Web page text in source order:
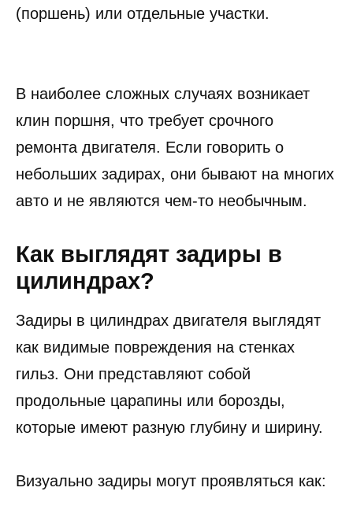
(поршень) или отдельные участки.
В наиболее сложных случаях возникает
клин поршня, что требует срочного
ремонта двигателя. Если говорить о
небольших задирах, они бывают на многих
авто и не являются чем-то необычным.
Как выглядят задиры в
цилиндрах?
Задиры в цилиндрах двигателя выглядят
как видимые повреждения на стенках
гильз. Они представляют собой
продольные царапины или борозды,
которые имеют разную глубину и ширину.
Визуально задиры могут проявляться как: